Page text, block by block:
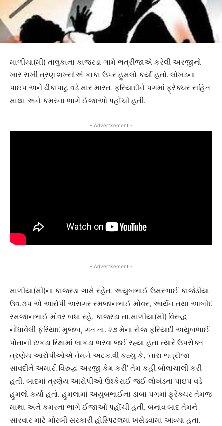
માળીયા(મી) તાલુકાના કાજરડા ગામે ભત્રીજાએ કરેલી અરજીનો
ખાર રાખી ત્રણ શખ્સોએ કાકા ઉપર હુમલો કર્યો હતો. લોખંડના
પાઇપ અને ઢીકાપાટુ વડે માર મારતા ફરિયાદીને પગમાં ફ્રેક્ચર સહિત
માથા અને કમરના ભાગે ઈજાઓ પહોંચી હતી.
- Advertisement -
- Advertisement -
માળીયા(મી)ના કાજરડા ગામે રહેતા અયુબભાઈ ઉમરભાઈ કાજેડીયા
ઉવ.૩૫ એ આરોપી અસગર રમજાનભાઈ મોવર, આર્યન તથા આબીદ
રમજાનભાઈ મોવર બધા રહે. કાજરડા તા.માળીયા(મી) વિરુદ્ધ
નોંધાવેલી ફરિયાદ મુજબ, ગત તા. ૨૭ મેના રોજ ફરિયાદી અયુબભાઈ
પોતાની છકડા રિક્ષામાં લાકડા ભરવા જઈ રહ્યા હતા ત્યારે ઉપરોક્ત
ત્રણેય આરોપીઓએ તેમને અટકાવી કહ્યું કે, ‘તારા ભત્રીજા
સાવદીને અમારી વિરુદ્ધ અરજી કેમ કરી’ તેમ કહી બોલાચાલી કરી
હતી. બાદમાં ત્રણેય આરોપીઓ ઉશ્કેરાઈ જઈ લોખંડના પાઇપ વડે
હુમલો કર્યો હતો. હુમલામાં અયુબભાઈના ડાબા પગમાં ફ્રેક્ચર તેમજ
માથા અને કમરના ભાગે ઈજાઓ પહોંચી હતી. બનાવ બાદ તેમને
સારવાર માટે મોરબી સરકારી હોસ્પિટલમાં ખસેડવામાં આવ્યા હતા.